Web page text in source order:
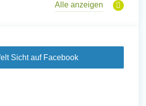
Alle anzeigen
Sicht auf Facebook